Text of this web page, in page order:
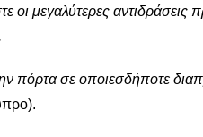
μεγαλύτερες αντιδράσεις
πόρτα σε οποιεσδήποτε